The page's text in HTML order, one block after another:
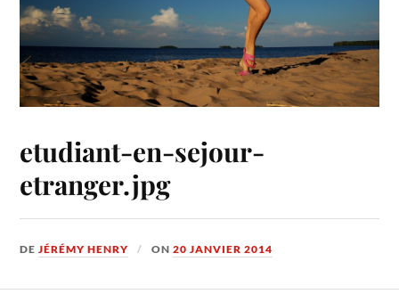
etudiant-en-sejour-
etranger.jpg
DEJÉRÉMY HENRY ON20 JANVIER 2014